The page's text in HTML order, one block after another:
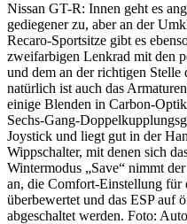
Nissan GT-R: Innen geht es
gediegener zu, aber an der
Recaro-Sportsitze gibt es
zweifarbigen Lenkrad mit den
und dem an der richtigen
natürlich ist auch das
einige Blenden in Carbon-
Sechs-Gang-
Joystick und liegt gut in der
Wippschalter, mit denen sich
Wintermodus „Save“ nimmt
an, die Comfort-Einstellung für
überbewertet und das ESP auf
abgeschaltet werden. Foto: